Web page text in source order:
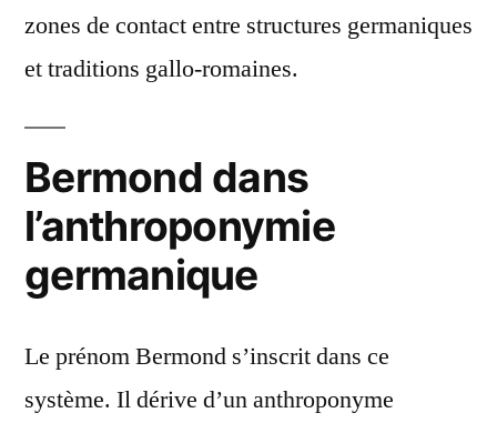
zones de contact entre structures germaniques
et traditions gallo-romaines.
Bermond dans
l’anthroponymie
germanique
Le prénom Bermond s’inscrit dans ce
système. Il dérive d’un anthroponyme